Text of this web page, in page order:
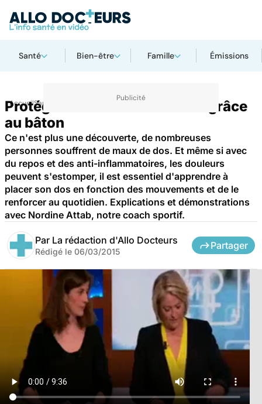
Santé Bien-être Famille Émissions
AccueilSanté
Protéger et renforcer son dos grâce
au bâton
Ce n'est plus une découverte, de nombreuses
personnes souffrent de maux de dos. Et même si avec
du repos et des anti-inflammatoires, les douleurs
peuvent s'estomper, il est essentiel d'apprendre à
placer son dos en fonction des mouvements et de le
renforcer au quotidien. Explications et démonstrations
avec Nordine Attab, notre coach sportif.
Par La rédaction d'Allo Docteurs
Rédigé le 06/03/2015
Partager